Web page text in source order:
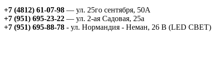
+7 (4812) 61-07-98 — ул. 25го сентября, 50А
+7 (951) 695-23-22 — ул. 2-ая Садовая, 25а
+7 (951) 695-88-78 - ул. Нормандия - Неман, 26 В (LED СВЕТ)